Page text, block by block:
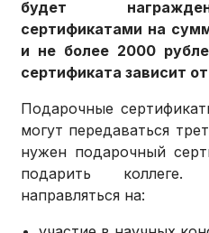
будет
сертификатами на
и не более 2000
сертификата зависит
Подарочные
могут передаваться
нужен подарочный
подарить коллеге.
направляться на: